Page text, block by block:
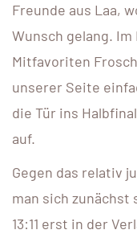
Freunde aus Laa,
Wunsch gelang.
Mitfavoriten
unserer Seite
die Tür ins
auf.
Gegen das relativ
man sich zunächst
13:11 erst in der